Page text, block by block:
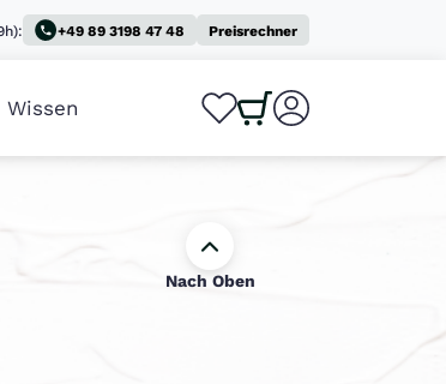
+49 89 3198 47 48 Preisrechner
Wissen 0
Nach Oben